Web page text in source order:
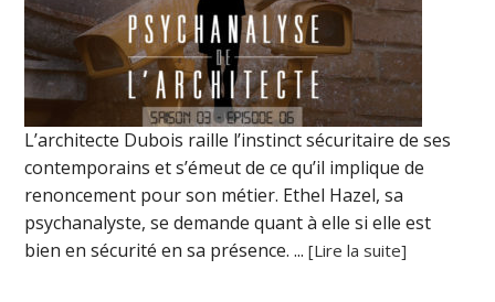
L’architecte Dubois raille l’instinct sécuritaire de ses
contemporains et s’émeut de ce qu’il implique de
renoncement pour son métier. Ethel Hazel, sa
psychanalyste, se demande quant à elle si elle est
bien en sécurité en sa présence. ...[Lire la suite]